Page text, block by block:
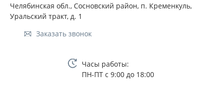
Челябинская обл., Сосновский район, п. Кременкуль,
Уральский тракт, д. 1
Заказать звонок
Часы работы:
ПН-ПТ с 9:00 до 18:00